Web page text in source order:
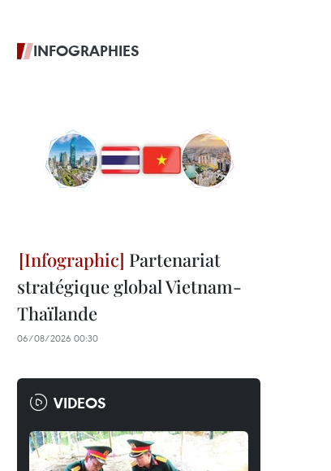
INFOGRAPHIES
Partenariat
stratégique global Vietnam-
Thaïlande
06/08/2026 00:30
VIDEOS